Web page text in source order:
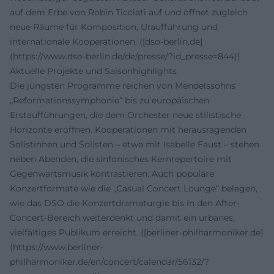
auf dem Erbe von Robin Ticciati auf und öffnet zugleich
neue Räume für Komposition, Uraufführung und
internationale Kooperationen. ([dso-berlin.de]
(https://www.dso-berlin.de/de/presse/?id_presse=844))
Aktuelle Projekte und Saisonhighlights
Die jüngsten Programme reichen von Mendelssohns
„Reformationssymphonie“ bis zu europäischen
Erstaufführungen, die dem Orchester neue stilistische
Horizonte eröffnen. Kooperationen mit herausragenden
Solistinnen und Solisten – etwa mit Isabelle Faust – stehen
neben Abenden, die sinfonisches Kernrepertoire mit
Gegenwartsmusik kontrastieren. Auch populäre
Konzertformate wie die „Casual Concert Lounge“ belegen,
wie das DSO die Konzertdramaturgie bis in den After-
Concert-Bereich weiterdenkt und damit ein urbanes,
vielfältiges Publikum erreicht. ([berliner-philharmoniker.de]
(https://www.berliner-
philharmoniker.de/en/concert/calendar/56132/?